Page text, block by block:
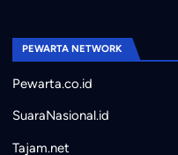
PEWARTA NETWORK
Pewarta.co.id
SuaraNasional.id
Tajam.net